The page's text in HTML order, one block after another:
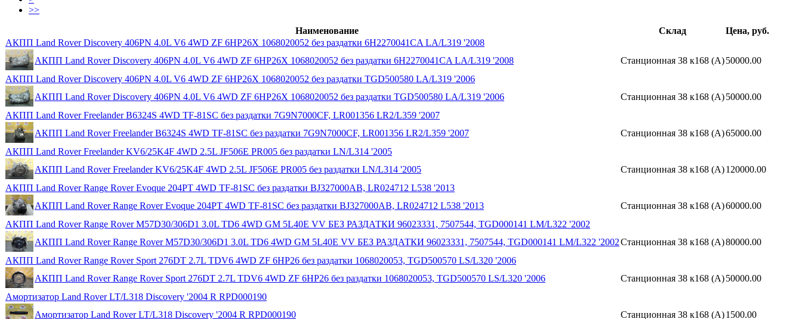
>>
Наименование Склад
Цена, руб.
АКПП Land Rover Discovery 406PN 4.0L V6 4WD ZF 6HP26X 1068020052 без раздатки 6H2270041CA LA/L319 '2008
АКПП Land Rover Discovery 406PN 4.0L V6 4WD ZF 6HP26X 1068020052 без раздатки 6H2270041CA LA/L319 '2008
Станционная 38 к168 (A)50000.00
АКПП Land Rover Discovery 406PN 4.0L V6 4WD ZF 6HP26X 1068020052 без раздатки TGD500580 LA/L319 '2006
АКПП Land Rover Discovery 406PN 4.0L V6 4WD ZF 6HP26X 1068020052 без раздатки TGD500580 LA/L319 '2006
Станционная 38 к168 (A)50000.00
АКПП Land Rover Freelander B6324S 4WD TF-81SC без раздатки 7G9N7000CF, LR001356 LR2/L359 '2007
АКПП Land Rover Freelander B6324S 4WD TF-81SC без раздатки 7G9N7000CF, LR001356 LR2/L359 '2007
Станционная 38 к168 (A)65000.00
АКПП Land Rover Freelander KV6/25K4F 4WD 2.5L JF506E PR005 без раздатки LN/L314 '2005
АКПП Land Rover Freelander KV6/25K4F 4WD 2.5L JF506E PR005 без раздатки LN/L314 '2005
Станционная 38 к168 (A)120000.00
АКПП Land Rover Range Rover Evoque 204PT 4WD TF-81SC без раздатки BJ327000AB, LR024712 L538 '2013
АКПП Land Rover Range Rover Evoque 204PT 4WD TF-81SC без раздатки BJ327000AB, LR024712 L538 '2013
Станционная 38 к168 (A)60000.00
АКПП Land Rover Range Rover M57D30/306D1 3.0L TD6 4WD GM 5L40E VV БЕЗ РАЗДАТКИ 96023331, 7507544, TGD000141 LM/L322 '2002
АКПП Land Rover Range Rover M57D30/306D1 3.0L TD6 4WD GM 5L40E VV БЕЗ РАЗДАТКИ 96023331, 7507544, TGD000141 LM/L322 '2002Станционная 38 к168 (A)80000.00
АКПП Land Rover Range Rover Sport 276DT 2.7L TDV6 4WD ZF 6HP26 без раздатки 1068020053, TGD500570 LS/L320 '2006
АКПП Land Rover Range Rover Sport 276DT 2.7L TDV6 4WD ZF 6HP26 без раздатки 1068020053, TGD500570 LS/L320 '2006
Станционная 38 к168 (A)50000.00
Амортизатор Land Rover LT/L318 Discovery '2004 R RPD000190
Амортизатор Land Rover LT/L318 Discovery '2004 R RPD000190
Станционная 38 к168 (A)1500.00